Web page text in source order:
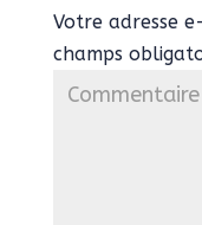
Votre adresse
champs